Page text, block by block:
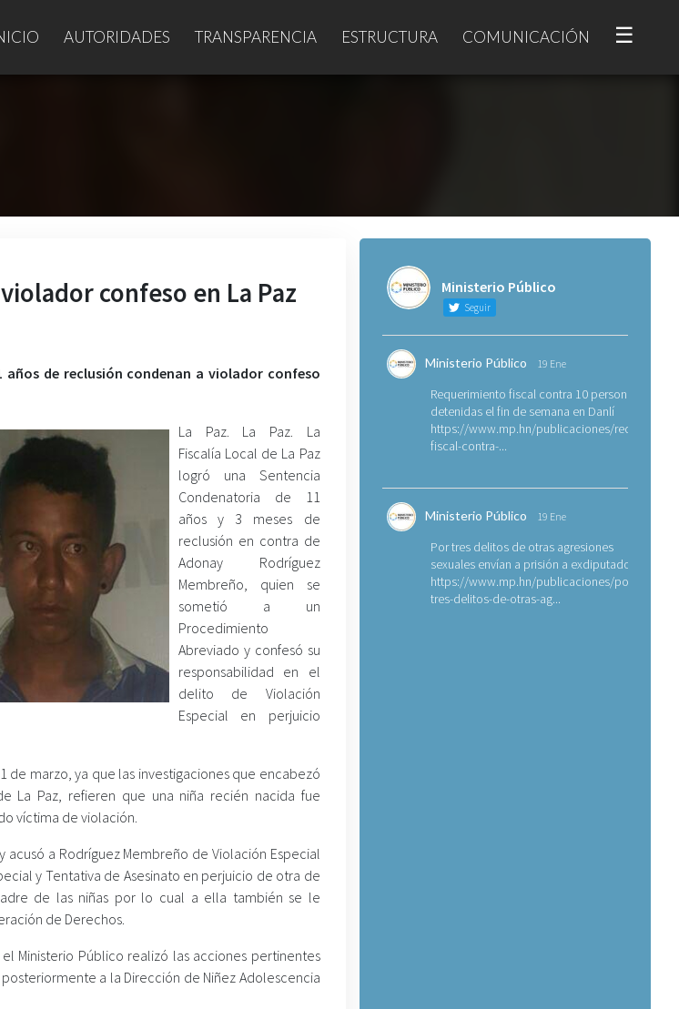
AUTORIDADES TRANSPARENCIA ESTRUCTURA COMUNICACIÓN ☰
confeso en La Paz
años de reclusión condenan a violador confeso
La Paz. La Paz. La
Fiscalía Local de La Paz
logró una Sentencia
Condenatoria de 11
años y 3 meses de
reclusión en contra de
Adonay Rodríguez
Membreño, quien se
sometió a un
Procedimiento
Abreviado y confesó su
responsabilidad en el
delito de Violación
Especial en perjuicio
marzo, ya que las investigaciones que encabezó
La Paz, refieren que una niña recién nacida fue
víctima de violación.
a Rodríguez Membreño de Violación Especial
y Tentativa de Asesinato en perjuicio de otra de
de las niñas por lo cual a ella también se le
de Derechos.
Ministerio Público realizó las acciones pertinentes
a la Dirección de Niñez Adolescencia
Ministerio Público
Seguir
Ministerio Público 19 Ene
Requerimiento fiscal contra 10 personas
detenidas el fin de semana en Danlí
https://www.mp.hn/publicaciones/
fiscal-contra-...
Ministerio Público 19 Ene
Por tres delitos de otras agresiones
sexuales envían a prisión a exdiputado
https://www.mp.hn/publicaciones/por-
tres-delitos-de-otras-ag...